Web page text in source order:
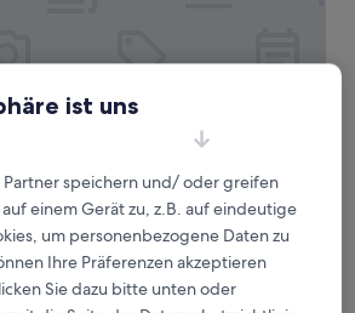
von Straßenbahnhaltestelle
(212 Bewertungen)
Der
ist uns
Partner speichern und/ oder greifen
einem Gerät zu, z.B. auf eindeutige
um personenbezogene Daten zu
Ihre Präferenzen akzeptieren
Sie dazu bitte unten oder